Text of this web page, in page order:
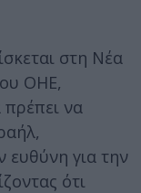
στη Νέα
ΟΗΕ,
να
ευθύνη για την
ότι